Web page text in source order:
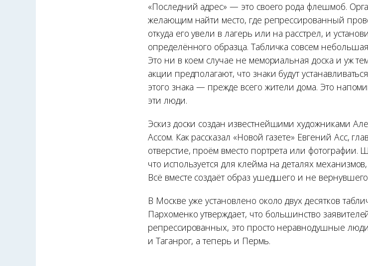
«Последний адрес» — это своего рода флешмоб.
желающим найти место, где репрессированный
откуда его увели в лагерь или на расстрел, и
определённого образца. Табличка совсем
Это ни в коем случае не мемориальная доска и уж
акции предполагают, что знаки будут
этого знака — прежде всего жители дома. Это
эти люди.
Эскиз доски создан известнейшими художниками
Ассом. Как рассказал «Новой газете» Евгений Асс,
отверстие, проём вместо портрета или фотографии.
что используется для клейма на деталях
Всё вместе создаёт образ ушедшего и не
В Москве уже установлено около двух десятков
Пархоменко утверждает, что большинство
репрессированных, это просто неравнодушные
и Таганрог, а теперь и Пермь.